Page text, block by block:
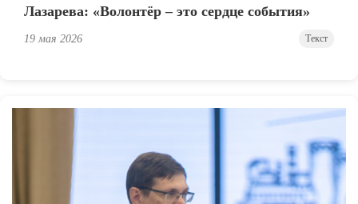
Лазарева: «Волонтёр – это сердце события»
19 мая 2026 Текст